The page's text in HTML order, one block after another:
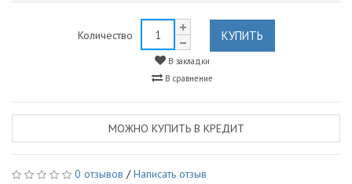
Количество КУПИТЬ
В закладки
В сравнение
МОЖНО КУПИТЬ В КРЕДИТ
0 отзывов /Написать отзыв